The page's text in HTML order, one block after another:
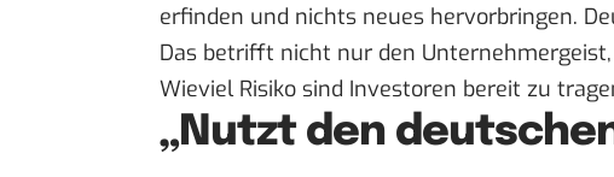
erfinden und nichts neues hervorbringen.
Das betrifft nicht nur den
Wieviel Risiko sind Investoren bereit zu
„Nutzt den